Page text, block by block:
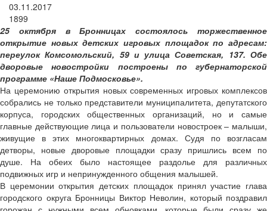
03.11.2017
1899
25 октября в Бронницах состоялось торжественное
открытие новых детских игровых площадок по адресам:
переулок Комсомольский, 59 и улица Советская, 137. Обе
дворовые новостройки построены по губернаторской
программе «Наше Подмосковье».
На церемонию открытия новых современных игровых комплексов
собрались не только представители муниципалитета, депутатского
корпуса, городских общественных организаций, но и самые
главные действующие лица и пользователи новостроек – малыши,
живущие в этих многоквартирных домах. Судя по возгласам
детворы, новые дворовые площадки сразу пришлись всем по
душе. На обеих было настоящее раздолье для различных
подвижных игр и непринужденного общения малышей.
В церемонии открытия детских площадок принял участие глава
городского округа Бронницы Виктор Неволин, который поздравил